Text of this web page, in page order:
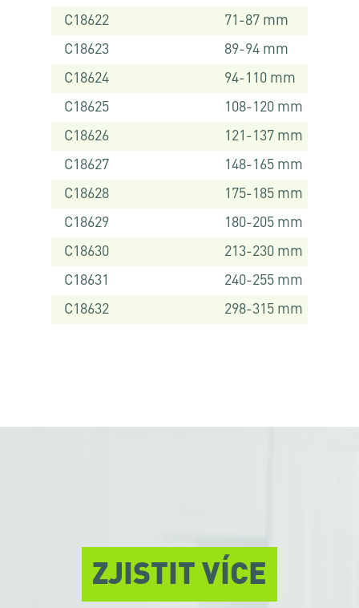
C18622
71-87 mm
C18623
89-94 mm
C18624
94-110 mm
C18625
108-120 mm
C18626
121-137 mm
C18627
148-165 mm
C18628
175-185 mm
C18629
180-205 mm
C18630
213-230 mm
C18631
240-255 mm
C18632
298-315 mm
ZJISTIT VÍCE